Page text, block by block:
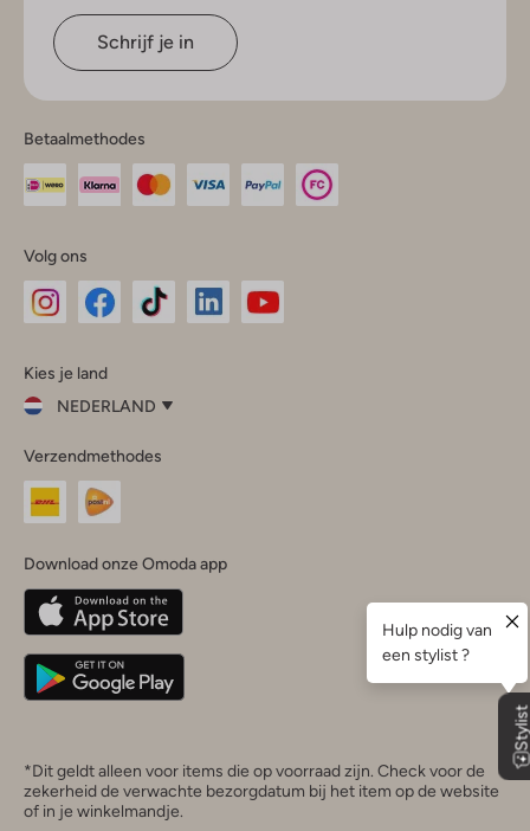
Schrijf je in
Betaalmethodes
Volg ons
InstagramFacebook
Kies je land
NEDERLAND
je
land
Nederland
Belgique(Français)
Deutschland
Verzendmethodes
Download onze Omoda app
*Dit geldt alleen voor items die op voorraad zijn. Check voor de
zekerheid de verwachte bezorgdatum bij het item op de website
of in je winkelmandje.